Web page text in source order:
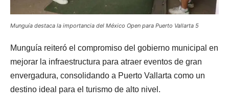
Munguía destaca la importancia del México Open para Puerto Vallarta 5
Munguía reiteró el compromiso del gobierno municipal en
mejorar la infraestructura para atraer eventos de gran
envergadura, consolidando a Puerto Vallarta como un
destino ideal para el turismo de alto nivel.